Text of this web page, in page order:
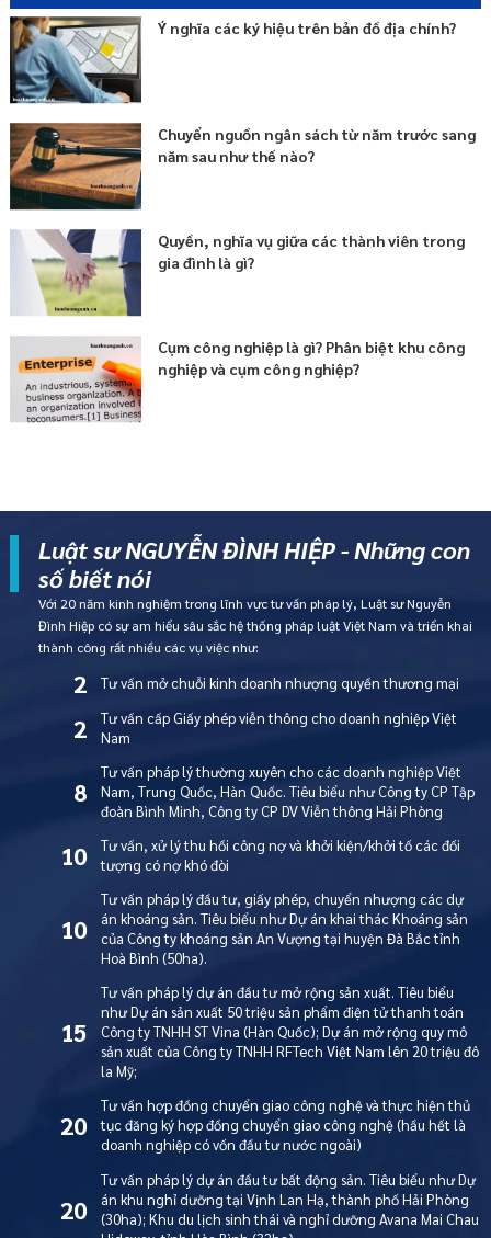
Nguyên tắc xây dựng, quản lý và sử dụng hệ thống thông tin về nhà
ở và thị trường bất động sản là gì?
Nguyên tắc bán, cho thuê mua, cho thuê và quản lý vận hành nhà ở
cho lực lượng vũ trang nhân dân được quy định thế nào?
Ý nghĩa các ký hiệu trên bản đồ địa chính?
Chuyển nguồn ngân sách từ năm trước sang
năm sau như thế nào?
Quyền, nghĩa vụ giữa các thành viên trong
gia đình là gì?
Cụm công nghiệp là gì? Phân biệt khu công
nghiệp và cụm công nghiệp?
Luật sư NGUYỄN ĐÌNH HIỆP - Những con
số biết nói
Với 20 năm kinh nghiệm trong lĩnh vực tư vấn pháp lý, Luật sư Nguyễn
Đình Hiệp có sự am hiểu sâu sắc hệ thống pháp luật Việt Nam và triển khai
thành công rất nhiều các vụ việc như:
2 Tư vấn mở chuỗi kinh doanh nhượng quyền thương mại
2
Tư vấn cấp Giấy phép viễn thông cho doanh nghiệp Việt
Nam
8
Tư vấn pháp lý thường xuyên cho các doanh nghiệp Việt
Nam, Trung Quốc, Hàn Quốc. Tiêu biểu như Công ty CP Tập
đoàn Bình Minh, Công ty CP DV Viễn thông Hải Phòng
10
Tư vấn, xử lý thu hồi công nợ và khởi kiện/khởi tố các đối
tượng có nợ khó đòi
10
Tư vấn pháp lý đầu tư, giấy phép, chuyển nhượng các dự
án khoáng sản. Tiêu biểu như Dự án khai thác Khoáng sản
của Công ty khoáng sản An Vượng tại huyện Đà Bắc tỉnh
Hoà Bình (50ha).
15
Tư vấn pháp lý dự án đầu tư mở rộng sản xuất. Tiêu biểu
như Dự án sản xuất 50 triệu sản phẩm điện tử thanh toán
Công ty TNHH ST Vina (Hàn Quốc); Dự án mở rộng quy mô
sản xuất của Công ty TNHH RFTech Việt Nam lên 20 triệu đô
la Mỹ;
20
Tư vấn hợp đồng chuyển giao công nghệ và thực hiện thủ
tục đăng ký hợp đồng chuyển giao công nghệ (hầu hết là
doanh nghiệp có vốn đầu tư nước ngoài)
20
Tư vấn pháp lý dự án đầu tư bất động sản. Tiêu biểu như Dự
án khu nghỉ dưỡng tại Vịnh Lan Hạ, thành phố Hải Phòng
(30ha); Khu du lịch sinh thái và nghỉ dưỡng Avana Mai Chau